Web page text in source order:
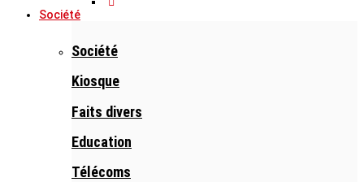
Société
Société
Kiosque
Faits divers
Education
Télécoms